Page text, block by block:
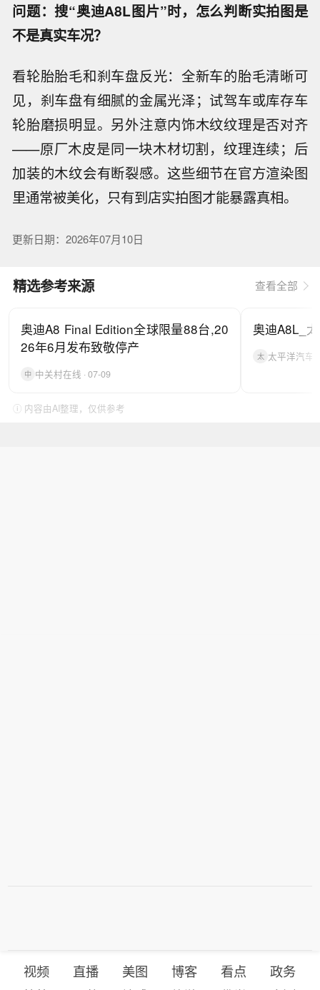
问题：搜“奥迪A8L图片”时，怎么判断实拍图是
不是真实车况？
看轮胎胎毛和刹车盘反光：全新车的胎毛清晰可
见，刹车盘有细腻的金属光泽；试驾车或库存车
轮胎磨损明显。另外注意内饰木纹纹理是否对齐
——原厂木皮是同一块木材切割，纹理连续；后
加装的木纹会有断裂感。这些细节在官方渲染图
里通常被美化，只有到店实拍图才能暴露真相。
更新日期：2026年07月10日
精选参考来源 查看全部
奥迪A8 Final Edition全球限量88台,20
26年6月发布致敬停产
中 中关村在线 · 07-09
奥迪A8L_
太 太平洋汽车
ⓘ 内容由AI整理，仅供参考
视频 直播 美图 博客 看点
政务